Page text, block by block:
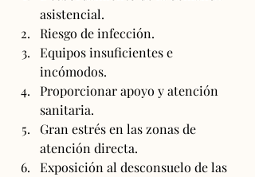
asistencial.
Riesgo de infección.
Equipos insuficientes e
incómodos.
Proporcionar apoyo y atención
sanitaria.
Gran estrés en las zonas de
atención directa.
Exposición al desconsuelo de las